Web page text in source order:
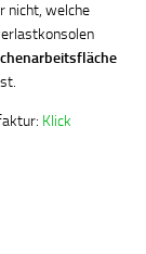
nicht, welche
Klick